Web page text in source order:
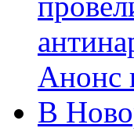
Анонс
В